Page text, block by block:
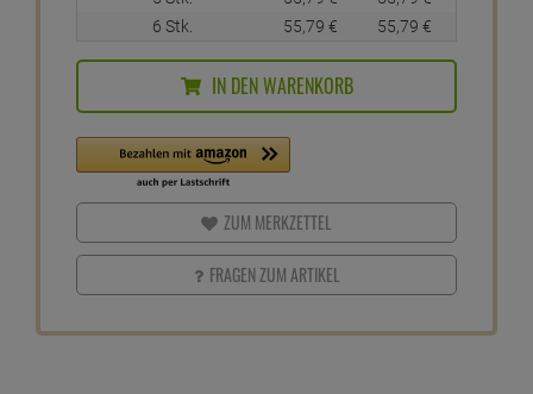
6 Stk.
55,79 € 55,79 €
IN DEN WARENKORB
ZUM MERKZETTEL
FRAGEN ZUM ARTIKEL